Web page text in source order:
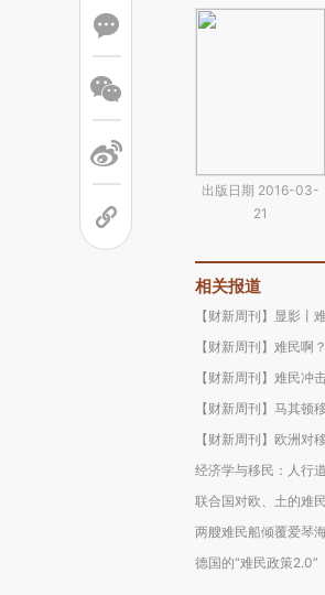
出版日期 2016-03-
21
相关报道
【财新周刊】显影丨
【财新周刊】难民啊
【财新周刊】难民冲
【财新周刊】马其顿
【财新周刊】欧洲对
经济学与移民：人行
联合国对欧、土的难
两艘难民船倾覆爱琴
德国的“难民政策2.0”